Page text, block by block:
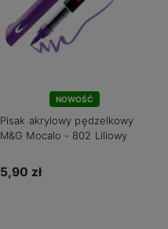
NOWOŚĆ
Pisak akrylowy pędzelkowy
M&G Mocalo - 802 Liliowy
5,90 zł